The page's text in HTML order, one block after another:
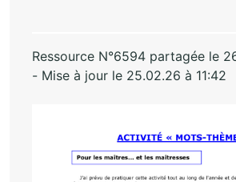
Ressource N°6594 partagée le
- Mise à jour le 25.02.26 à 11:42